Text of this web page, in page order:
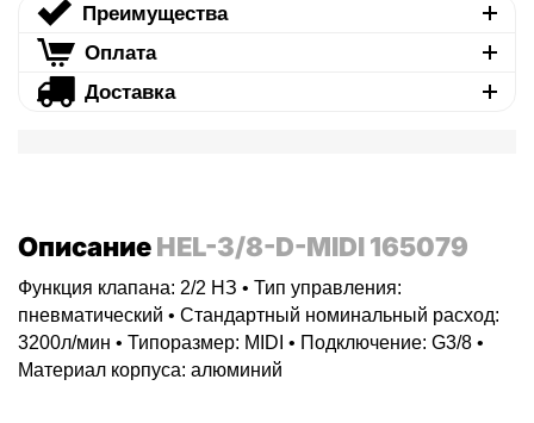
Преимущества
Оплата
Доставка
ОписаниеHEL-3/8-D-MIDI 165079
Функция клапана: 2/2 НЗ • Тип управления:
пневматический • Стандартный номинальный расход:
3200л/мин • Типоразмер: MIDI • Подключение: G3/8 •
Материал корпуса: алюминий